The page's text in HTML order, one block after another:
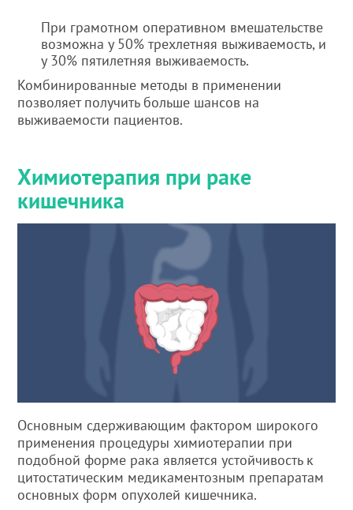
При грамотном оперативном вмешательстве
возможна у 50% трехлетняя выживаемость, и
у 30% пятилетняя выживаемость.
Комбинированные методы в применении
позволяет получить больше шансов на
выживаемости пациентов.
Химиотерапия при раке
кишечника
Основным сдерживающим фактором широкого
применения процедуры химиотерапии при
подобной форме рака является устойчивость к
цитостатическим медикаментозным препаратам
основных форм опухолей кишечника.